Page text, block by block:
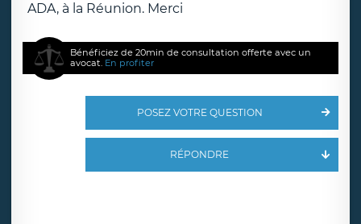
ADA, à la Réunion. Merci
Bénéficiez de 20min de consultation offerte avec un
avocat. En profiter
POSEZ VOTRE QUESTION
RÉPONDRE